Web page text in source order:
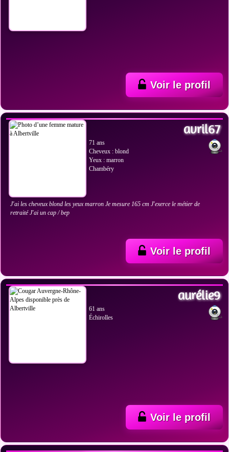
Voir le profil
avril67
71 ans
Cheveux : blond
Yeux : marron
Chambéry
J'ai les cheveux blond les yeux marron Je mesure 165 cm J'exerce le métier de
retraité J'ai un cap / bep
Voir le profil
VOIR LES PHOTOS
aurélie9
61 ans
Échirolles
Voir le profil